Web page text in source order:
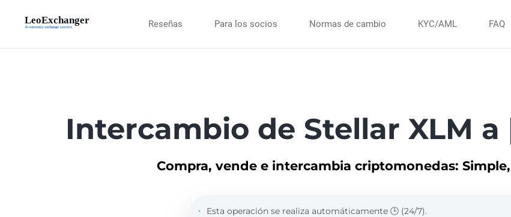
Reseñas Para los socios Normas de cambio KYC/AML FAQ
Intercambio de Stellar XLM a
Compra, vende e intercambia criptomonedas:
Esta operación se realiza automáticamente 🕒 (24/7).